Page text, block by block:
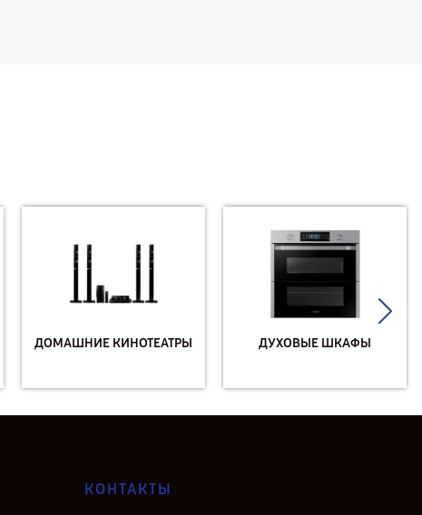
ДОМАШНИЕ КИНОТЕАТРЫ ДУХОВЫЕ ШКАФЫ
КОНТАКТЫ